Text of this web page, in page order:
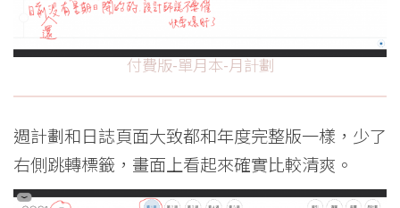
付費版-單月本-月計劃
週計劃和日誌頁面大致都和年度完整版一樣，少了
右側跳轉標籤，畫面上看起來確實比較清爽。